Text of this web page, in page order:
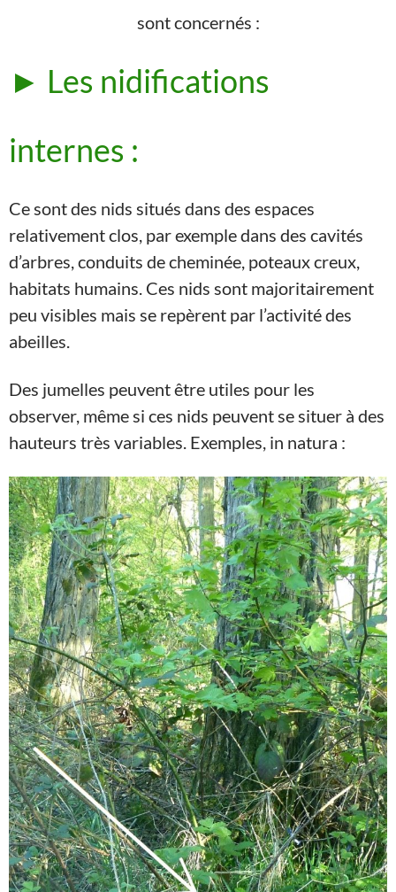
sont concernés :
► Les nidifications
internes :
Ce sont des nids situés dans des espaces
relativement clos, par exemple dans des cavités
d’arbres, conduits de cheminée, poteaux creux,
habitats humains. Ces nids sont majoritairement
peu visibles mais se repèrent par l’activité des
abeilles.
Des jumelles peuvent être utiles pour les
observer, même si ces nids peuvent se situer à des
hauteurs très variables. Exemples, in natura :